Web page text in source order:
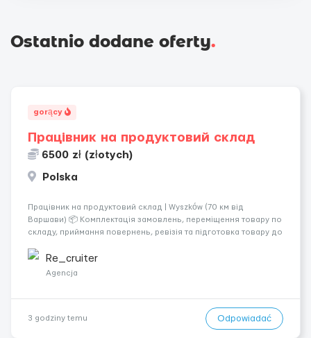
Ostatnio dodane oferty.
gorący
Працівник на продуктовий склад
6500 zł (złotych)
Polska
Працівник на продуктовий склад | Wyszków (70 км від
Варшави) 📦 Комплектація замовлень, переміщення товару по
складу, приймання повернень, ревізія та підготовка товару до
— акордна система оплати (можливий заробіто...
Re_cruiter
Agencja
3 godziny temu Odpowiadać